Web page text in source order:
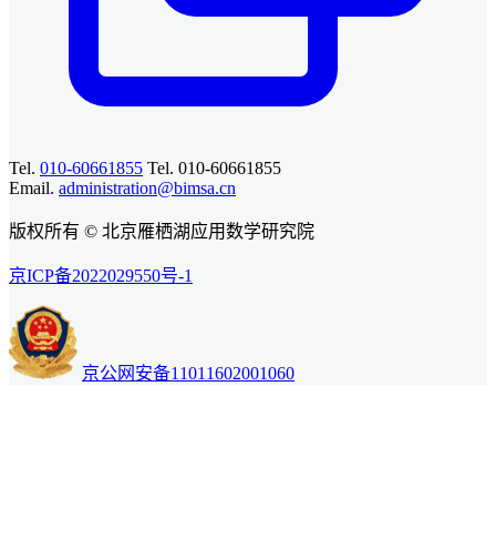
Tel. 010-60661855 Tel. 010-60661855
Email. administration@bimsa.cn
版权所有 © 北京雁栖湖应用数学研究院
京ICP备2022029550号-1
京公网安备11011602001060